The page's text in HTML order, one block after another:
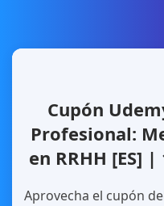
Cupón
Profesional:
en RRHH [ES]
Aprovecha el cupón